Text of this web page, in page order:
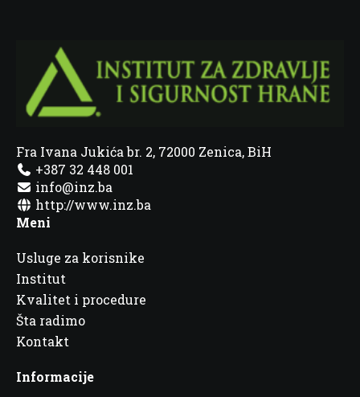
Fra Ivana Jukića br. 2, 72000 Zenica, BiH
+387 32 448 001
info@inz.ba
http://www.inz.ba
Meni
Usluge za korisnike
Institut
Kvalitet i procedure
Šta radimo
Kontakt
Informacije